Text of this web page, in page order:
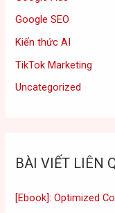
Google SEO
Kiến thức AI
TikTok Marketing
Uncategorized
BÀI VIẾT LIÊN
[Ebook]: Optimized